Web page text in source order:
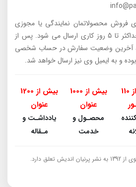
فروش محصولاتمان نمایندگی یا مجوزی
نداده ایم. همه سفارشات حداکثر تا 5 روز کاری ارسال می شود. پس از
آخرین وضعیت سفارش در حساب شخصی
و به ایمیل وی نیز ارسال خواهد شد.
بیش از 110
بیش از 1000
عنوان
محصـول و
خدمت
بیش از 1200
عنوان
یادداشـت و
مـقاله
تعلق دارد.